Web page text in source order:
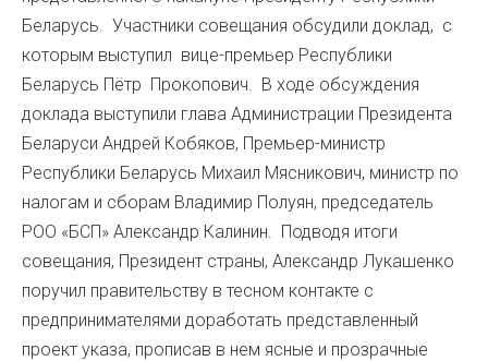
Беларусь. Участники совещания обсудили доклад, с
которым выступил вице-премьер Республики
Беларусь Пётр Прокопович. В ходе обсуждения
доклада выступили глава Администрации Президента
Беларуси Андрей Кобяков, Премьер-министр
Республики Беларусь Михаил Мясникович, министр по
налогам и сборам Владимир Полуян, председатель
РОО «БСП» Александр Калинин. Подводя итоги
совещания, Президент страны, Александр Лукашенко
поручил правительству в тесном контакте с
предпринимателями доработать представленный
проект указа, прописав в нем ясные и прозрачные